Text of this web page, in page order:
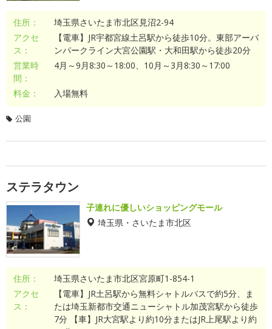
住所：
埼玉県さいたま市北区見沼2-94
アクセ
ス：
【電車】JR宇都宮線土呂駅から徒歩10分。東部アーバ
ンパークライン大宮公園駅・大和田駅から徒歩20分
営業時
間：
4月～9月8:30～18:00、10月～3月8:30～17:00
料金： 入場無料
公園
ステラタウン
子連れに優しいショッピングモール
埼玉県・さいたま市北区
住所：
埼玉県さいたま市北区宮原町1-854-1
アクセ
ス：
【電車】JR土呂駅から無料シャトルバスで約5分、ま
たは埼玉新都市交通ニューシャトル加茂宮駅から徒歩
7分 【車】JR大宮駅より約10分またはJR上尾駅より約